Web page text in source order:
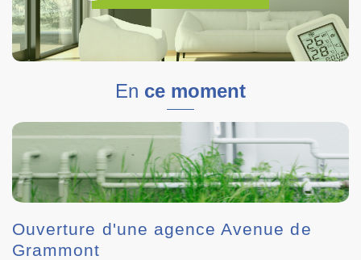
En ce moment
Ouverture d'une agence Avenue de
Grammont